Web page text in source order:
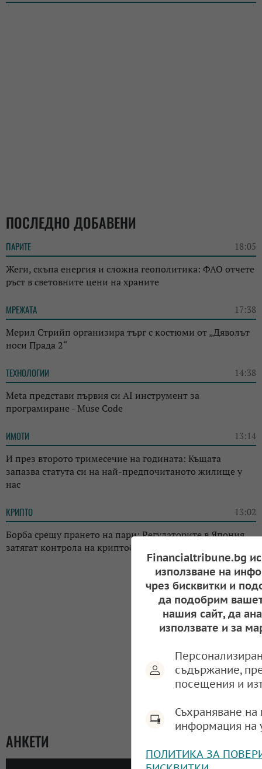
ПОСЛЕДНО ДОБАВЕНИ
ПАРИТЕ 18:05
Жеги, скъпа енергия и сложна геополитика: ФАО отчете
ръст в световните цени на храните
МРЕЖАТА 17:38
Мерил Стрийп организира търг с костюми от „Дяволът
носи Прада 2“
ТЕХНОЛОГИИ 14:38
Meta представи първия си AI инструмент за
програмиране - Muse Code
ИМОТИ 13:14
И през второто тримесечие на годината: Къщата
запазва статута си на най-предпочитаното жилище у
нас
КРИПТО 13:02
Борба срещу прането на пари: Регулаторите в Япония
затягат контрола на криптоборсите в страната
АНКЕТИ
Financialtribune.bg
използване на
чрез бисквитки и
да подобрим
нашия сайт, да
използвате и за
съдържание,
посещения и
Съхраняване
информация на
ПОЛИТИКА ЗА